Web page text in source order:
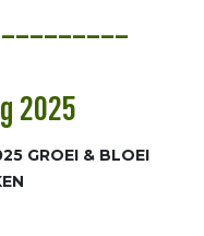
2025
GROEI & BLOEI